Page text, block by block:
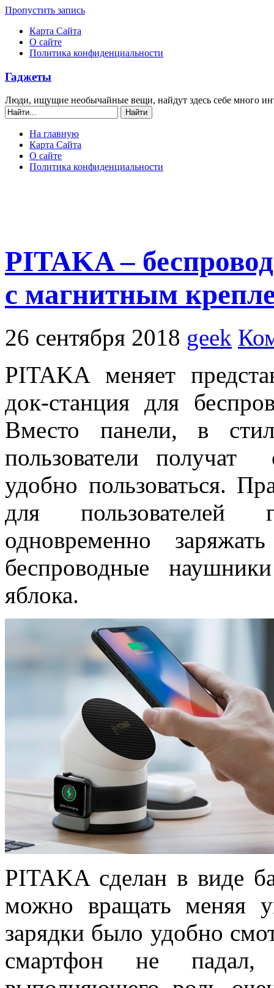
Пропустить запись
Карта Сайта
О сайте
Политика конфиденциальности
Гаджеты
Люди, ищущие необычайные вещи, найдут здесь себе много
На главную
Карта Сайта
О сайте
Политика конфиденциальности
PITAKA –
с магнитным
26 сентября 2018 geek
PITAKA меняет
док-станция для
Вместо панели, в
пользователи получат
удобно пользоваться.
для пользователей
одновременно
беспроводные
яблока.
PITAKA сделан в виде
можно вращать меняя
зарядки было удобно
смартфон не